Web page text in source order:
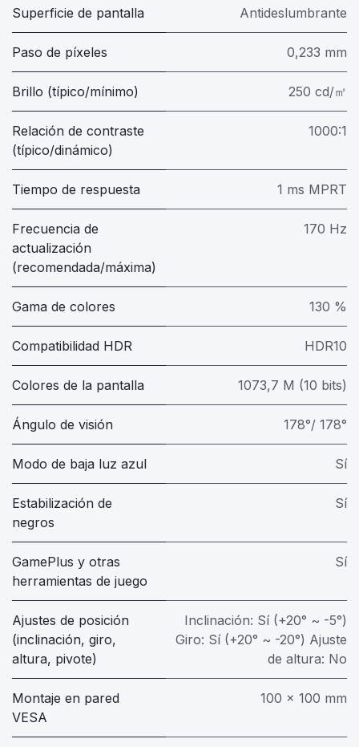
Superficie de pantalla Antideslumbrante
Paso de píxeles 0,233 mm
Brillo (típico/mínimo) 250 cd/㎡
Relación de contraste
(típico/dinámico)
1000:1
Tiempo de respuesta 1 ms MPRT
Frecuencia de
actualización
(recomendada/máxima)
170 Hz
Gama de colores 130 %
Compatibilidad HDR HDR10
Colores de la pantalla 1073,7 M (10 bits)
Ángulo de visión 178°/ 178°
Modo de baja luz azul Sí
Estabilización de
negros
Sí
GamePlus y otras
herramientas de juego
Sí
Ajustes de posición
(inclinación, giro,
altura, pivote)
Inclinación: Sí (+20° ~ -5°)
Giro: Sí (+20° ~ -20°) Ajuste
de altura: No
Montaje en pared
VESA
100 x 100 mm